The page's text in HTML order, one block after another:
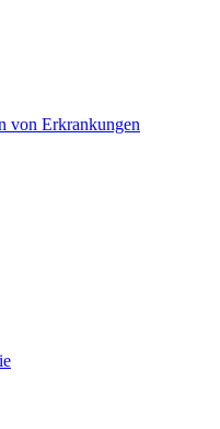
von Erkrankungen